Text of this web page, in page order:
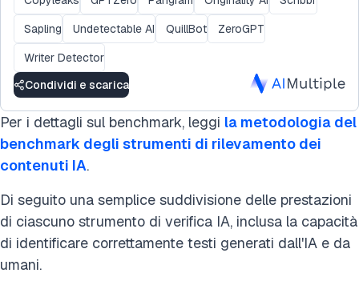
Sapling
Undetectable AI QuillBot
ZeroGPT
Writer Detector
Condividi e scarica
Per i dettagli sul benchmark, leggi la metodologia del
benchmark degli strumenti di rilevamento dei
contenuti IA.
Di seguito una semplice suddivisione delle prestazioni
di ciascuno strumento di verifica IA, inclusa la capacità
di identificare correttamente testi generati dall'IA e da
umani.